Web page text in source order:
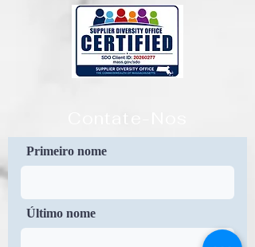
Primeiro nome
Último nome